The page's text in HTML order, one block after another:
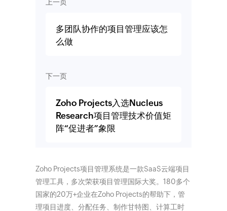
上一页
多团队协作的项目管理应该怎
么做
下一页
Zoho Projects入选Nucleus
Research项目管理技术价值矩
阵“促进者”象限
Zoho Projects项目管理系统是一款SaaS云端项目
管理工具，多次荣获项目管理国际大奖。180多个
国家的20万+企业在Zoho Projects的帮助下，管
理项目进度、分配任务、制作甘特图、计算工时